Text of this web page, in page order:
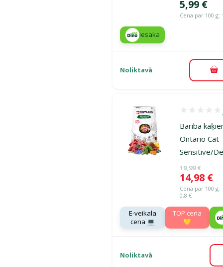
Cena
5,99 €
Cena par 100 g:
iesaka
Noliktavā
Barība
Ontario Cat
Sensitive/
Oriģinālā
19,99 €
Cena
14,98 €
Cena par 100 g:
0,8 €
E-veikala
cena 💻
TOP cena
💛
Noliktavā